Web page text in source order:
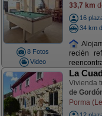
8 Fotos
Video
33,7 km
16
34 km
recién
La
Vivienda
de
Porma